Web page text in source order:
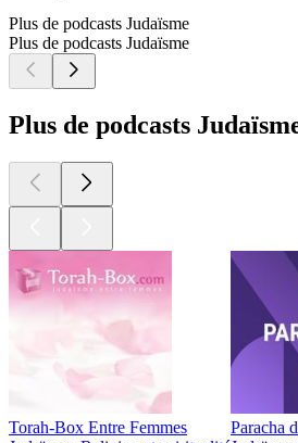
Plus de podcasts Judaïsme
Plus de podcasts Judaïsme
Plus de podcasts
Torah-Box Entre Femmes
Paracha